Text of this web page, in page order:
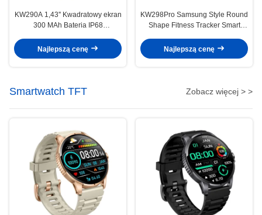
KW290A 1,43'' Kwadratowy ekran
300 MAh Bateria IP68
Funkcja tlenu krwi Smartwatch
mody
Najlepszą cenę
KW298Pro Samsung Style Round
Shape Fitness Tracker Smart
Najlepszą cenę
Smartwatch TFT Zobacz więcej > >